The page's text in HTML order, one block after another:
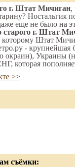
г. Штат Мичиган,
Ностальгия
еще не было на
старого г. Штат
которому Штат
- крупнейшая
окраин), Украины
которая
>>
съёмки: